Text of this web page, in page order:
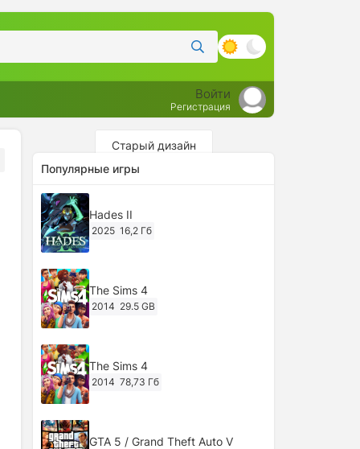
Войти
Регистрация
Старый дизайн
Популярные игры
Hades II
2025 16,2 Гб
The Sims 4
2014 29.5 GB
The Sims 4
2014 78,73 Гб
GTA 5 / Grand Theft Auto V